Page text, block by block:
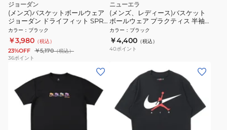
ジョーダン
(メンズ)バスケットボールウェア
ジョーダン ドライフィット SPRT
ジャンプマン 半袖Tシャツ
IB6757-010
カラー ： ブラック
￥3,980 （税込）
23%OFF ￥5,170（税込）
36ポイント
ニューエラ
(メンズ、レディース)バスケット
ボールウェア プラクティス 半袖
テック Tシャツ 14744506
カラー ： ブラック
￥4,400 （税込）
40ポイント